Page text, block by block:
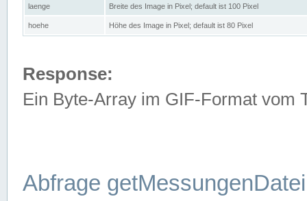
laenge Breite des Image in Pixel; default ist 100 Pixel
hoehe Höhe des Image in Pixel; default ist 80 Pixel
Response:
Ein Byte-Array im GIF-Format vom
Abfrage getMessungenDatei